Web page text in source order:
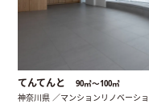
てんてんと 90㎡〜100㎡
神奈川県 ／マンションリノベーシ